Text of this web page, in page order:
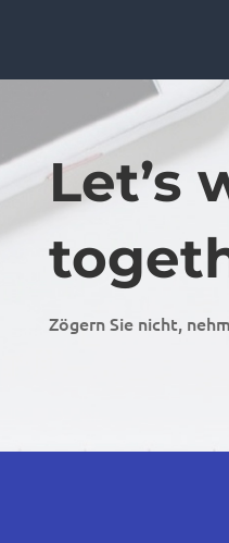
Let’s
Zögern Sie nicht,